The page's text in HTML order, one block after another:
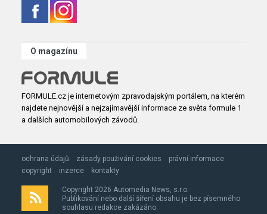
O magazínu
FORMULE.cz je internetovým zpravodajským portálem, na kterém
najdete nejnovější a nejzajímavější informace ze světa formule 1
a dalších automobilových závodů.
ochrana údajů zásady použivání cookies
právní informace
copyright
inzerce kontakty
Copyright 2026 Automedia News, s.r.o.
Publikování nebo další šíření obsahu je bez písemného
souhlasu redakce zakázáno.